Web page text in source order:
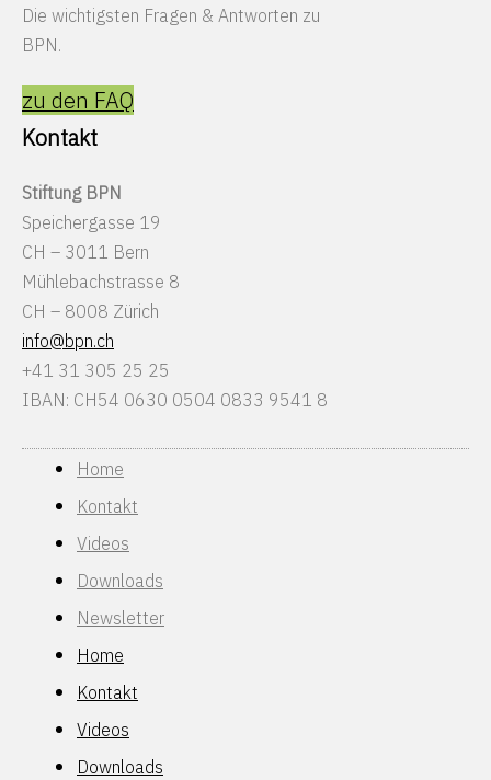
Die wichtigsten Fragen & Antworten zu
BPN.
zu den FAQ
Kontakt
Stiftung BPN
Speichergasse 19
CH – 3011 Bern
Mühlebachstrasse 8
CH – 8008 Zürich
info@bpn.ch
+41 31 305 25 25
IBAN: CH54 0630 0504 0833 9541 8
Home
Kontakt
Videos
Downloads
Newsletter
Home
Kontakt
Videos
Downloads